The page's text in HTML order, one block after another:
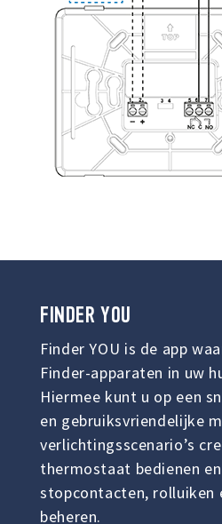
FINDERYOU
Finder YOU is de app
Finder-apparaten in uw
Hiermee kunt u op een
en gebruiksvriendelijke
verlichtingsscenario’s
thermostaat bedienen
stopcontacten, rolluiken
beheren.